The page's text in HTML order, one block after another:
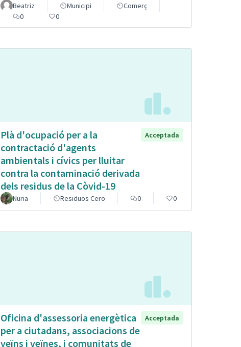
Beatriz Municipi
Comerç
0
0
Plà d'ocupació per a la
contractació d'agents
ambientals i cívics per lluitar
contra la contaminació derivada
dels residus de la Còvid-19
Acceptada
Nuria Residuos Cero 0 0
Oficina d'assessoria energètica
per a ciutadans, associacions de
veïns i veïnes, i comunitats de
Acceptada